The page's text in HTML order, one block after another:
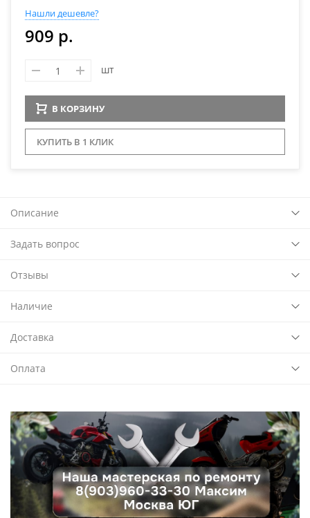
Нашли дешевле?
909 р.
шт
В КОРЗИНУ
КУПИТЬ В 1 КЛИК
Описание
Задать вопрос
Отзывы
Наличие
Доставка
Оплата